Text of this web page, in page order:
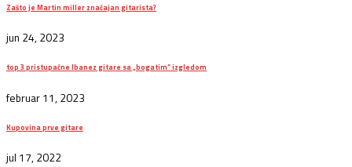
Zašto je Martin miller značajan gitarista?
jun 24, 2023
top 3 pristupačne Ibanez gitare sa „bogatim“ izgledom
februar 11, 2023
Kupovina prve gitare
jul 17, 2022